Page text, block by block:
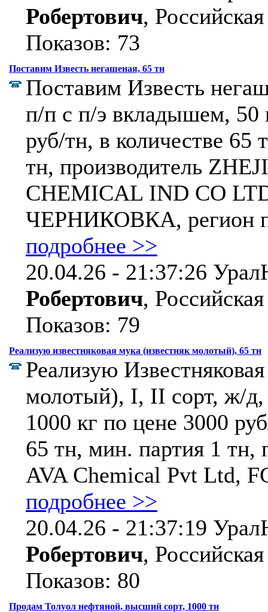
Робертович,
Показов: 73
Поставим Известь негашеная, 65 тн
Поставим Известь
п/п с п/э вкладышем, 50
руб/тн, в количестве 65
тн, производитель
CHEMICAL IND CO
ЧЕРНИКОВКА, регион
подробнее >>
20.04.26 - 21:37:26
Робертович,
Показов: 79
Реализую известняковая мука (известняк молотый), 65 тн
Реализую
молотый), I, II сорт, ж/
1000 кг по цене 3000
65 тн, мин. партия 1 тн,
AVA Chemical Pvt Ltd,
подробнее >>
20.04.26 - 21:37:19
Робертович,
Показов: 80
Продам Толуол нефтяной, высший сорт, 1000 тн